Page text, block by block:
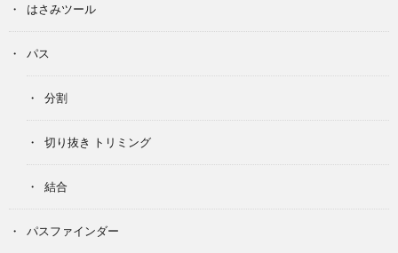
はさみツール
パス
分割
切り抜き トリミング
結合
パスファインダー